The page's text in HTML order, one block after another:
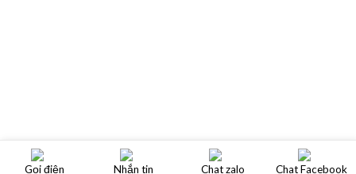
Gọi điện Nhắn tin Chat zalo Chat Facebook